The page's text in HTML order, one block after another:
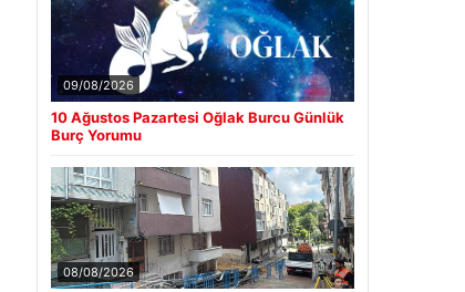
09/08/2026
10 Ağustos Pazartesi Oğlak Burcu Günlük
Burç Yorumu
08/08/2026